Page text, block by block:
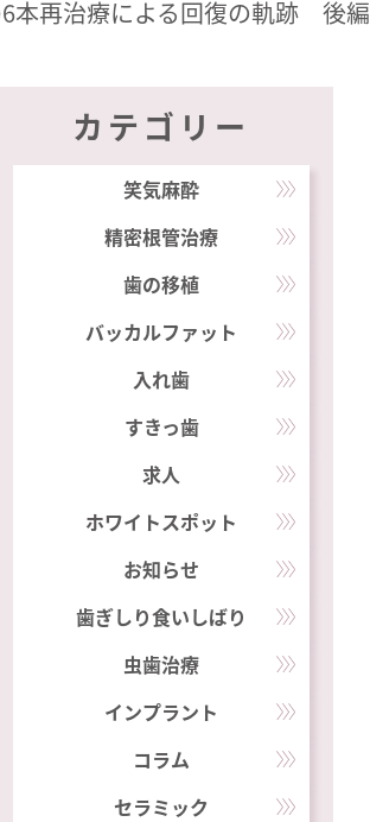
本再治療による回復の軌跡 後編
カテゴリー
笑気麻酔
精密根管治療
歯の移植
バッカルファット
入れ歯
すきっ歯
求人
ホワイトスポット
お知らせ
歯ぎしり食いしばり
虫歯治療
インプラント
コラム
セラミック